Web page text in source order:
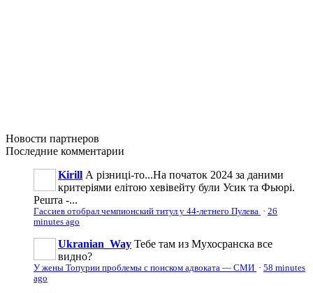
Новости партнеров
Последние комментарии
Kirill А різниці-то...На початок 2024 за даними
критеріями елітою хевівейту були Усик та Фьюрі.
Решта -...
Гассиев отобрал чемпионский титул у 44-летнего Пулева · 26
minutes ago
Ukranian_Way Тебе там из Мухосранска все
видно?
У жены Топурии проблемы с поиском адвоката — СМИ · 58 minutes
ago